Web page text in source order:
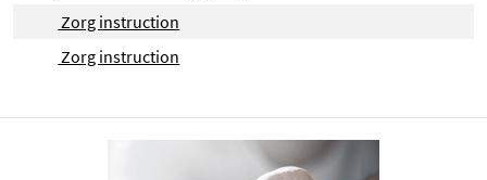
Zorg instruction
Zorg instruction